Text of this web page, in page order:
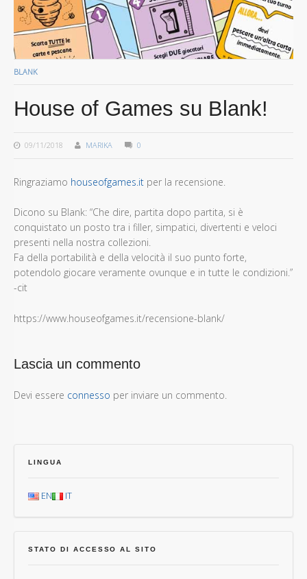
BLANK
House of Games su Blank!
09/11/2018 MARIKA 0
Ringraziamo houseofgames.it per la recensione.
Dicono su Blank: “Che dire, partita dopo partita, si è
conquistato un posto tra i filler, simpatici, divertenti e veloci
presenti nella nostra collezioni.
Fa della portabilità e della velocità il suo punto forte,
potendolo giocare veramente ovunque e in tutte le condizioni.”
-cit
https://www.houseofgames.it/recensione-blank/
Lascia un commento
Devi essere connesso per inviare un commento.
LINGUA
EN IT
STATO DI ACCESSO AL SITO